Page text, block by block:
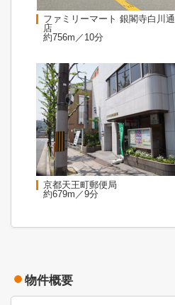
ファミリーマート 銀閣寺白川通
店
約756m／10分
京都天王町郵便局
約679m／9分
物件概要